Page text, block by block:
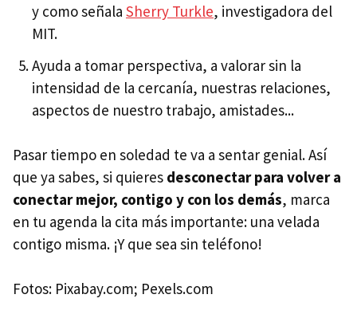
y como señala Sherry Turkle, investigadora del
MIT.
Ayuda a tomar perspectiva, a valorar sin la
intensidad de la cercanía, nuestras relaciones,
aspectos de nuestro trabajo, amistades...
Pasar tiempo en soledad te va a sentar genial. Así
que ya sabes, si quieres desconectar para volver a
conectar mejor, contigo y con los demás, marca
en tu agenda la cita más importante: una velada
contigo misma. ¡Y que sea sin teléfono!
Fotos: Pixabay.com; Pexels.com